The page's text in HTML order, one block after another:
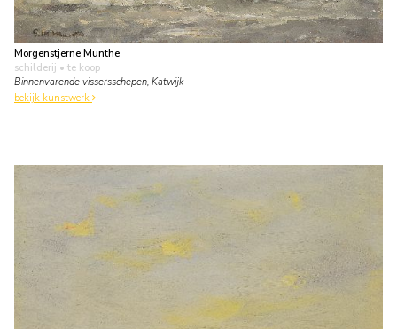
Morgenstjerne Munthe
schilderij • te koop
Binnenvarende vissersschepen, Katwijk
bekijk kunstwerk